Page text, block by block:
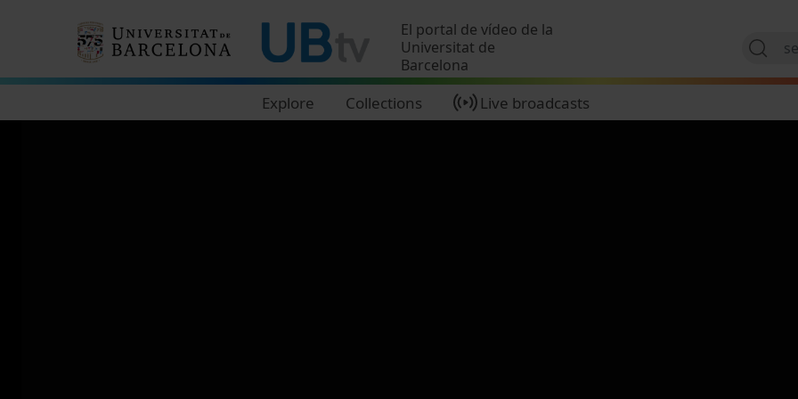
El portal de vídeo de la
Universitat de
Barcelona
Explore Collections Live broadcasts